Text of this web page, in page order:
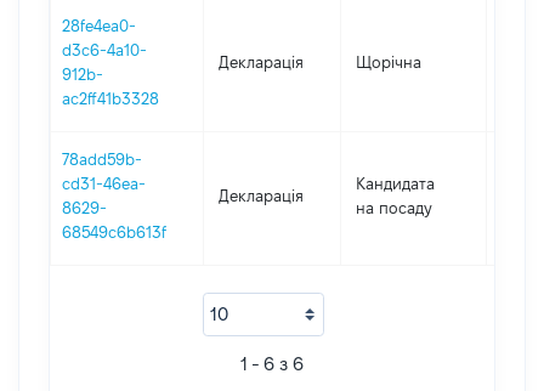
28fe4ea0-
d3c6-4a10-
912b-
ac2ff41b3328
Декларація Щорічна
78add59b-
cd31-46ea-
8629-
68549c6b613f
Декларація
Кандидата
на посаду
1 - 6 з 6